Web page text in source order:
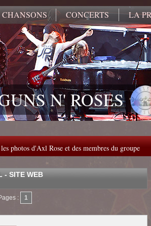
CHANSONS CONCERTS LA
N' ROSES
photos d'Axl Rose et des membres du groupe
- SITE WEB
: 1